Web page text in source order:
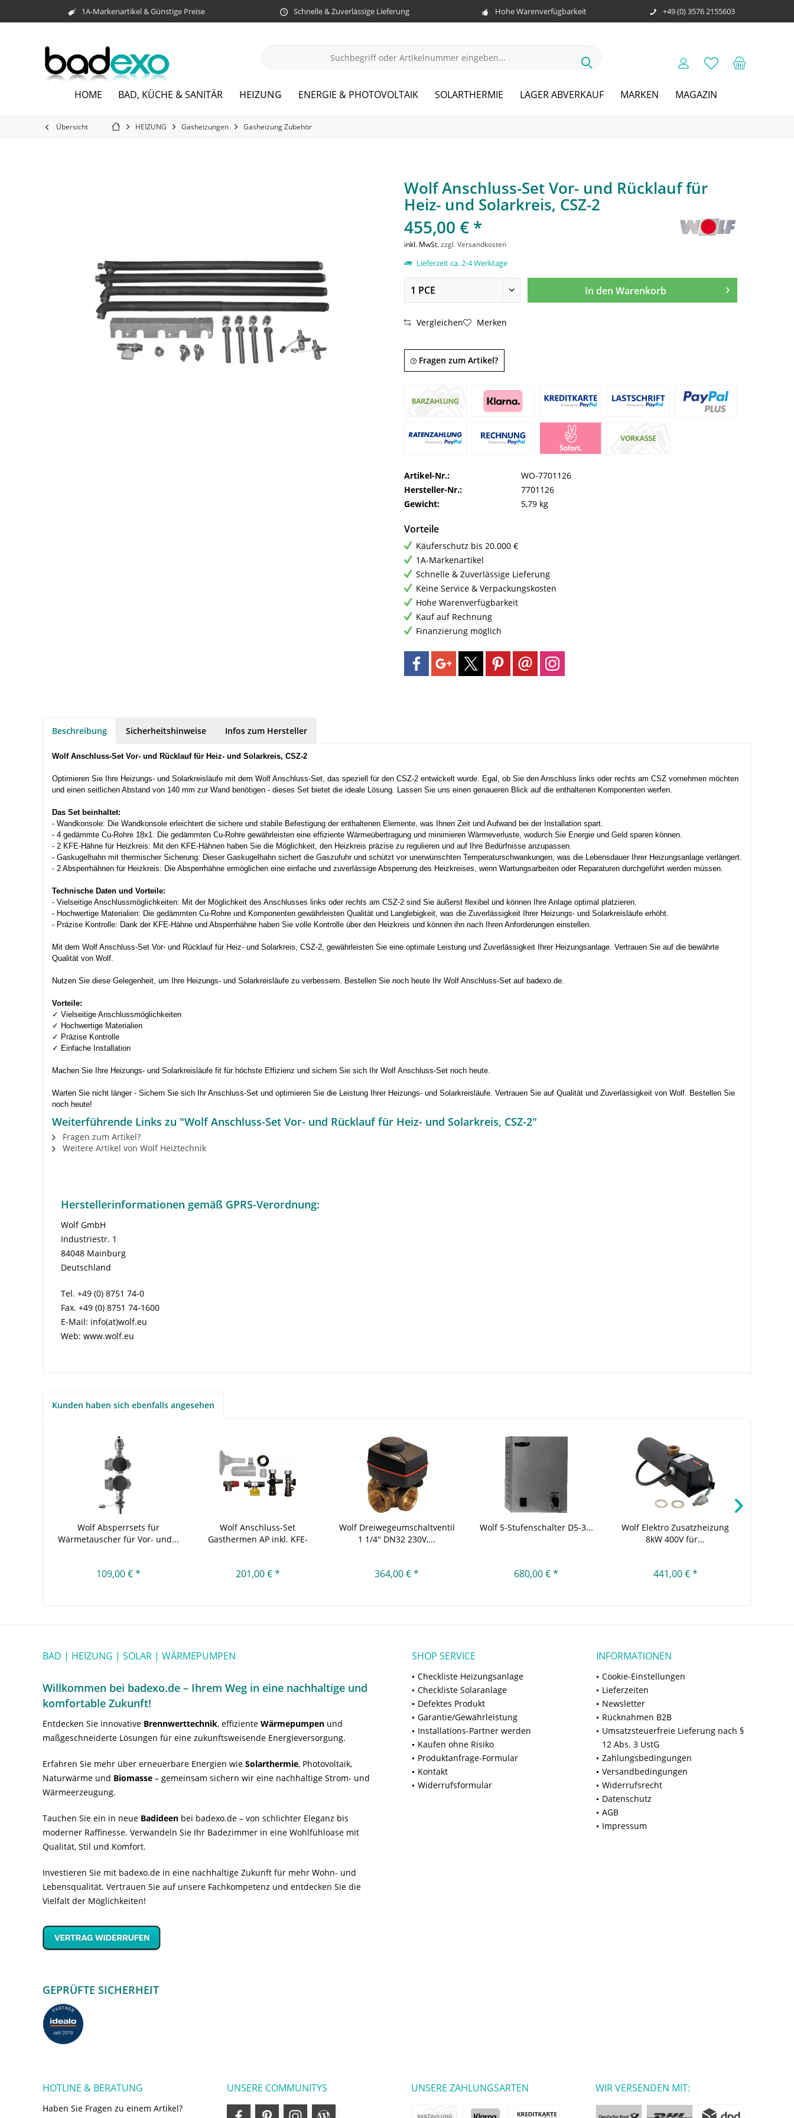
1A-Markenartikel & Günstige Preise Schnelle & Zuverlässige Lieferung Hohe Warenverfügbarkeit +49 (0) 3576 2155603
HOME BAD, KÜCHE & SANITÄR HEIZUNG ENERGIE & PHOTOVOLTAIK SOLARTHERMIE LAGER ABVERKAUF MARKEN MAGAZIN
Übersicht HEIZUNG Gasheizungen Gasheizung Zubehör
Wolf Anschluss-Set Vor- und Rücklauf für
Heiz- und Solarkreis, CSZ-2
455,00 € *
inkl. MwSt.zzgl. Versandkosten
Lieferzeit ca. 2-4 Werktage
In den Warenkorb
Vergleichen Merken
Fragen zum Artikel?
Artikel-Nr.:
WO-7701126
Hersteller-Nr.:
7701126
Gewicht:
5,79 kg
Vorteile
Käuferschutz bis 20.000 €
1A-Markenartikel
Schnelle & Zuverlässige Lieferung
Keine Service & Verpackungskosten
Hohe Warenverfügbarkeit
Kauf auf Rechnung
Finanzierung möglich
Beschreibung Sicherheitshinweise Infos zum Hersteller
Wolf Anschluss-Set Vor- und Rücklauf für Heiz- und Solarkreis, CSZ-2
Optimieren Sie Ihre Heizungs- und Solarkreisläufe mit dem Wolf Anschluss-Set, das speziell für den CSZ-2 entwickelt wurde. Egal, ob Sie den Anschluss links oder rechts am CSZ vornehmen möchten
und einen seitlichen Abstand von 140 mm zur Wand benötigen - dieses Set bietet die ideale Lösung. Lassen Sie uns einen genaueren Blick auf die enthaltenen Komponenten werfen.
Das Set beinhaltet:
- Wandkonsole: Die Wandkonsole erleichtert die sichere und stabile Befestigung der enthaltenen Elemente, was Ihnen Zeit und Aufwand bei der Installation spart.
- 4 gedämmte Cu-Rohre 18x1: Die gedämmten Cu-Rohre gewährleisten eine effiziente Wärmeübertragung und minimieren Wärmeverluste, wodurch Sie Energie und Geld sparen können.
- 2 KFE-Hähne für Heizkreis: Mit den KFE-Hähnen haben Sie die Möglichkeit, den Heizkreis präzise zu regulieren und auf Ihre Bedürfnisse anzupassen.
- Gaskugelhahn mit thermischer Sicherung: Dieser Gaskugelhahn sichert die Gaszufuhr und schützt vor unerwünschten Temperaturschwankungen, was die Lebensdauer Ihrer Heizungsanlage verlängert.
- 2 Absperrhähnen für Heizkreis: Die Absperrhähne ermöglichen eine einfache und zuverlässige Absperrung des Heizkreises, wenn Wartungsarbeiten oder Reparaturen durchgeführt werden müssen.
Technische Daten und Vorteile:
- Vielseitige Anschlussmöglichkeiten: Mit der Möglichkeit des Anschlusses links oder rechts am CSZ-2 sind Sie äußerst flexibel und können Ihre Anlage optimal platzieren.
- Hochwertige Materialien: Die gedämmten Cu-Rohre und Komponenten gewährleisten Qualität und Langlebigkeit, was die Zuverlässigkeit Ihrer Heizungs- und Solarkreisläufe erhöht.
- Präzise Kontrolle: Dank der KFE-Hähne und Absperrhähne haben Sie volle Kontrolle über den Heizkreis und können ihn nach Ihren Anforderungen einstellen.
Mit dem Wolf Anschluss-Set Vor- und Rücklauf für Heiz- und Solarkreis, CSZ-2, gewährleisten Sie eine optimale Leistung und Zuverlässigkeit Ihrer Heizungsanlage. Vertrauen Sie auf die bewährte
Qualität von Wolf.
Nutzen Sie diese Gelegenheit, um Ihre Heizungs- und Solarkreisläufe zu verbessern. Bestellen Sie noch heute Ihr Wolf Anschluss-Set auf badexo.de.
Vorteile:
✓ Vielseitige Anschlussmöglichkeiten
✓ Hochwertige Materialien
✓ Präzise Kontrolle
✓ Einfache Installation
Machen Sie Ihre Heizungs- und Solarkreisläufe fit für höchste Effizienz und sichern Sie sich Ihr Wolf Anschluss-Set noch heute.
Warten Sie nicht länger - Sichern Sie sich Ihr Anschluss-Set und optimieren Sie die Leistung Ihrer Heizungs- und Solarkreisläufe. Vertrauen Sie auf Qualität und Zuverlässigkeit von Wolf. Bestellen Sie
noch heute!
Weiterführende Links zu "Wolf Anschluss-Set Vor- und Rücklauf für Heiz- und Solarkreis, CSZ-2"
Fragen zum Artikel?
Weitere Artikel von Wolf Heiztechnik
Herstellerinformationen gemäß GPRS-Verordnung:
Wolf GmbH
Industriestr. 1
84048 Mainburg
Deutschland
Tel. +49 (0) 8751 74-0
Fax. +49 (0) 8751 74-1600
E-Mail: info(at)wolf.eu
Web: www.wolf.eu
Kunden haben sich ebenfalls angesehen
Wolf Absperrsets für
Wärmetauscher für Vor- und...
109,00 € *
Wolf Anschluss-Set
Gasthermen AP inkl. KFE-
201,00 € *
Wolf Dreiwegeumschaltventil
1 1/4" DN32 230V,...
364,00 € *
Wolf 5-Stufenschalter D5-3...
680,00 € *
Wolf Elektro Zusatzheizung
8kW 400V für...
441,00 € *
BAD | HEIZUNG | SOLAR | WÄRMEPUMPEN
Willkommen bei badexo.de – Ihrem Weg in eine nachhaltige und
komfortable Zukunft!
Entdecken Sie innovative Brennwerttechnik, effiziente Wärmepumpen und
maßgeschneiderte Lösungen für eine zukunftsweisende Energieversorgung.
Erfahren Sie mehr über erneuerbare Energien wie Solarthermie, Photovoltaik,
Naturwärme und Biomasse – gemeinsam sichern wir eine nachhaltige Strom- und
Wärmeerzeugung.
Tauchen Sie ein in neue Badideen bei badexo.de – von schlichter Eleganz bis
moderner Raffinesse. Verwandeln Sie Ihr Badezimmer in eine Wohlfühloase mit
Qualität, Stil und Komfort.
Investieren Sie mit badexo.de in eine nachhaltige Zukunft für mehr Wohn- und
Lebensqualität. Vertrauen Sie auf unsere Fachkompetenz und entdecken Sie die
Vielfalt der Möglichkeiten!
GEPRÜFTE SICHERHEIT
SHOP SERVICE
Checkliste Heizungsanlage
Checkliste Solaranlage
Defektes Produkt
Garantie/Gewährleistung
Installations-Partner werden
Kaufen ohne Risiko
Produktanfrage-Formular
Kontakt
Widerrufsformular
INFORMATIONEN
Cookie-Einstellungen
Lieferzeiten
Newsletter
Rücknahmen B2B
Umsatzsteuerfreie Lieferung nach §
12 Abs. 3 UstG
Zahlungsbedingungen
Versandbedingungen
Widerrufsrecht
Datenschutz
AGB
Impressum
HOTLINE & BERATUNG
Haben Sie Fragen zu einem Artikel?
UNSERE COMMUNITYS UNSERE ZAHLUNGSARTEN WIR VERSENDEN MIT: